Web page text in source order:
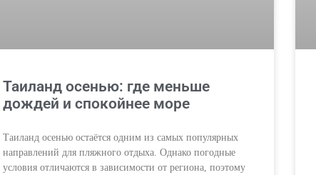
Таиланд осенью: где меньше
дождей и спокойнее море
Таиланд осенью остаётся одним из самых популярных
направлений для пляжного отдыха. Однако погодные
условия отличаются в зависимости от региона, поэтому